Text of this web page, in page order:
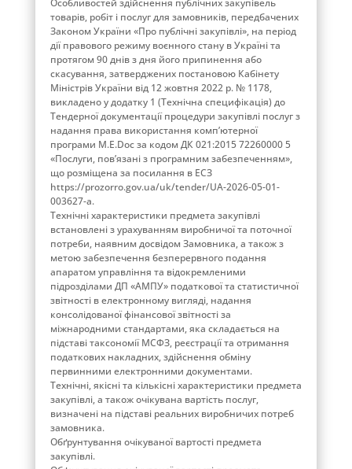
Особливостей здійснення публічних закупівель
товарів, робіт і послуг для замовників, передбачених
Законом України «Про публічні закупівлі», на період
дії правового режиму воєнного стану в Україні та
протягом 90 днів з дня його припинення або
скасування, затверджених постановою Кабінету
Міністрів України від 12 жовтня 2022 р. № 1178,
викладено у додатку 1 (Технічна специфікація) до
Тендерної документації процедури закупівлі послуг з
надання права використання комп’ютерної
програми М.E.Doc за кодом ДК 021:2015 72260000 5
«Послуги, пов’язані з програмним забезпеченням»,
що розміщена за посилання в ЕСЗ
https://prozorro.gov.ua/uk/tender/UA-2026-05-01-
003627-a.
Технічні характеристики предмета закупівлі
встановлені з урахуванням виробничої та поточної
потреби, наявним досвідом Замовника, а також з
метою забезпечення безперервного подання
апаратом управління та відокремленими
підрозділами ДП «АМПУ» податкової та статистичної
звітності в електронному вигляді, надання
консолідованої фінансової звітності за
міжнародними стандартами, яка складається на
підставі таксономії МСФЗ, реєстрації та отримання
податкових накладних, здійснення обміну
первинними електронними документами.
Технічні, якісні та кількісні характеристики предмета
закупівлі, а також очікувана вартість послуг,
визначені на підставі реальних виробничих потреб
замовника.
Обґрунтування очікуваної вартості предмета
закупівлі.